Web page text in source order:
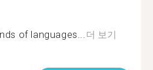
of languages...더 보기